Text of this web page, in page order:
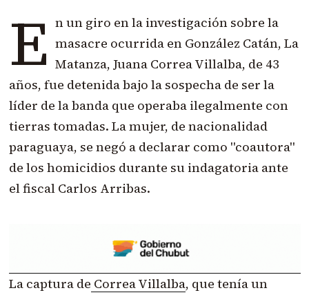
E n un giro en la investigación sobre la
masacre ocurrida en González Catán, La
Matanza, Juana Correa Villalba, de 43
años, fue detenida bajo la sospecha de ser la
líder de la banda que operaba ilegalmente con
tierras tomadas. La mujer, de nacionalidad
paraguaya, se negó a declarar como "coautora"
de los homicidios durante su indagatoria ante
el fiscal Carlos Arribas.
La captura de Correa Villalba, que tenía un